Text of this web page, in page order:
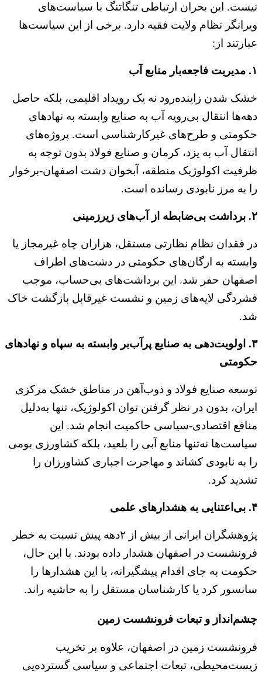
نیست. این بحران ارتباطی تنگاتنگ با سیاست‌های
ویرانگر نظام ولایت فقیه دارد. برخی از این سیاست‌ها
عبارتند از:
۱. مدیریت فاجعه‌بار منابع آب
خشک شدن زاینده‌رود نه یک رویداد اقلیمی، بلکه حاصل
دهه‌ها انتقال بی‌رویه آب به صنایع وابسته به نهادهای
حکومتی و طرح‌های غیرکارشناسی است. پروژه‌های
انتقال آب به یزد، کرمان و صنایع فولاد بدون توجه به
ظرفیت اکولوژیک منطقه، آبخوان دشت اصفهان-برخوار
را به مرز نابودی رسانده است.
۲. برداشت بی‌ضابطه از آب‌های زیرزمینی
در فقدان نظام نظارتی مستقل، هزاران چاه غیرمجاز یا
وابسته به ارگان‌های حکومتی در دشت‌های اطراف
اصفهان حفر شد. این برداشت‌های بی‌حساب، موجب
فشردگی لایه‌های زمین و نشست غیرقابل بازگشت خاک
شد.
۳. اولویت‌دهی به صنایع پرآب‌بر وابسته به سپاه و نهادهای
حکومتی
توسعه صنایع فولاد و ذوب‌آهن در مناطق خشک مرکزی
ایران، بدون در نظر گرفتن توان اکولوژیک، تنها به‌دلیل
منافع اقتصادی-سیاسی حاکمیت انجام شد. این
سیاست‌ها نه‌تنها منابع آبی را بلعید، بلکه کشاورزی بومی
را به نابودی کشاند و مهاجرت اجباری کشاورزان را
تشدید کرد.
۴. بی‌اعتنایی به هشدارهای علمی
پژوهشگران ایرانی از بیش از ۲دهه پیش نسبت به خطر
فرونشست در اصفهان هشدار داده بودند. با این حال،
حکومت به جای اقدام پیشگیرانه، یا این هشدارها را
سانسور کرد یا کارشناسان مستقل را به حاشیه راند.
چشم‌انداز و تبعات فرونشست زمین
فرونشست زمین در اصفهان، علاوه بر تخریب
زیست‌محیطی، تبعات اجتماعی و سیاسی گسترده‌یی